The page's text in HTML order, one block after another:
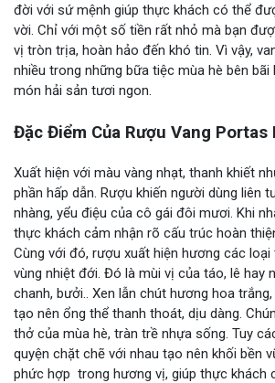
đời với sứ mệnh giúp thực khách có thể
vời. Chỉ với một số tiền rất nhỏ mà bạn
vị tròn trịa, hoàn hảo đến khó tin. Vì vậy,
nhiều trong những bữa tiệc mùa hè bên bãi
món hải sản tươi ngon.
Đặc Điểm Của Rượu Vang Portas
Xuất hiện với màu vàng nhạt, thanh khiết
phần hấp dẫn. Rượu khiến người dùng liên
nhàng, yểu điệu của cô gái đôi mươi. Khi
thực khách cảm nhận rõ cấu trúc hoàn
Cùng với đó, rượu xuất hiện hương các
vùng nhiệt đới. Đó là mùi vị của táo, lê hay
chanh, bưởi.. Xen lẫn chút hương hoa
tạo nên ổng thể thanh thoát, dịu dàng.
thở của mùa hè, tràn trề nhựa sống. Tuy
quyện chặt chẽ với nhau tạo nên khối bền
phức hợp trong hương vị, giúp thực khách